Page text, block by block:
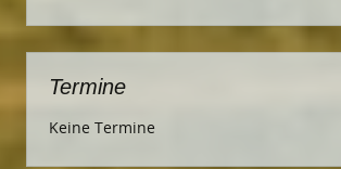
Termine
Keine Termine